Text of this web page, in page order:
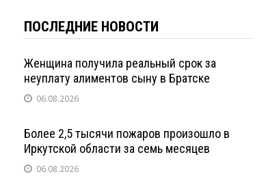
ПОСЛЕДНИЕ НОВОСТИ
Женщина получила реальный срок за
неуплату алиментов сыну в Братске
06.08.2026
Более 2,5 тысячи пожаров произошло в
Иркутской области за семь месяцев
06.08.2026